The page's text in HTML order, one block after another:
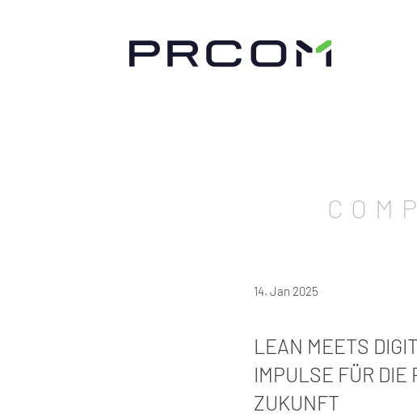
14. Jan 2025
LEAN MEETS
IMPULSE FÜR DIE
ZUKUNFT​